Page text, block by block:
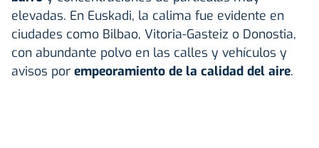
elevadas. En Euskadi, la calima fue evidente en
ciudades como Bilbao, Vitoria-Gasteiz o Donostia,
con abundante polvo en las calles y vehículos y
avisos por empeoramiento de la calidad del aire.